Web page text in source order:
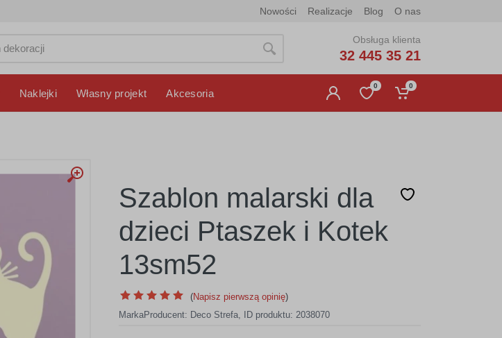
Nowości Realizacje Blog O nas
Obsługa klienta
32 445 35 21
Naklejki Własny projekt Akcesoria
0 0
Szablon malarski dla
dzieci Ptaszek i Kotek
13sm52
(Napisz pierwszą opinię)
MarkaProducent: Deco Strefa, ID produktu: 2038070